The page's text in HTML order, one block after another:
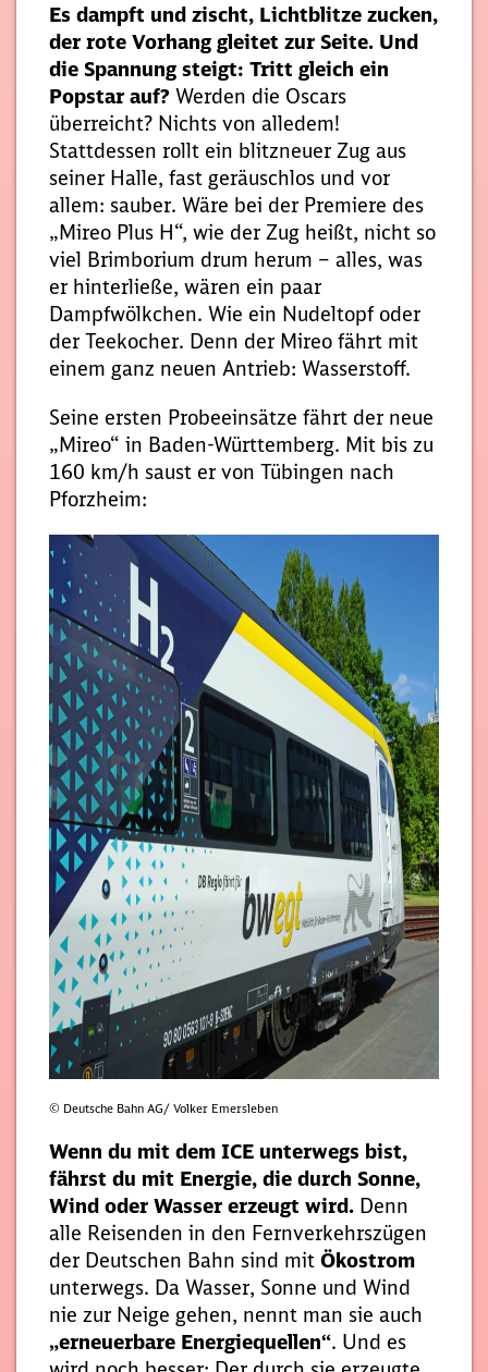
Es dampft und zischt, Lichtblitze zucken,
der rote Vorhang gleitet zur Seite. Und
die Spannung steigt: Tritt gleich ein
Popstar auf? Werden die Oscars
überreicht? Nichts von alledem!
Stattdessen rollt ein blitzneuer Zug aus
seiner Halle, fast geräuschlos und vor
allem: sauber. Wäre bei der Premiere des
„Mireo Plus H“, wie der Zug heißt, nicht so
viel Brimborium drum herum – alles, was
er hinterließe, wären ein paar
Dampfwölkchen. Wie ein Nudeltopf oder
der Teekocher. Denn der Mireo fährt mit
einem ganz neuen Antrieb: Wasserstoff.
Seine ersten Probeeinsätze fährt der neue
„Mireo“ in Baden-Württemberg. Mit bis zu
160 km/h saust er von Tübingen nach
Pforzheim:
© Deutsche Bahn AG/ Volker Emersleben
Wenn du mit dem ICE unterwegs bist,
fährst du mit Energie, die durch Sonne,
Wind oder Wasser erzeugt wird. Denn
alle Reisenden in den Fernverkehrszügen
der Deutschen Bahn sind mit Ökostrom
unterwegs. Da Wasser, Sonne und Wind
nie zur Neige gehen, nennt man sie auch
„erneuerbare Energiequellen“. Und es